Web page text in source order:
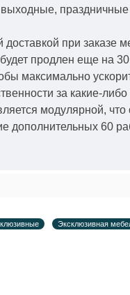
выходные,
при заказе
продлен еще на
максимально
за какие-
модулярной,
дополнительных 60
Эксклюзивная